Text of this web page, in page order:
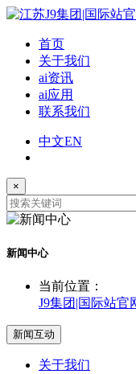
首页
关于我们
ai资讯
ai应用
联系我们
中文EN
×
新闻中心
当前位置：
J9集团|国际站官
新闻互动
关于我们